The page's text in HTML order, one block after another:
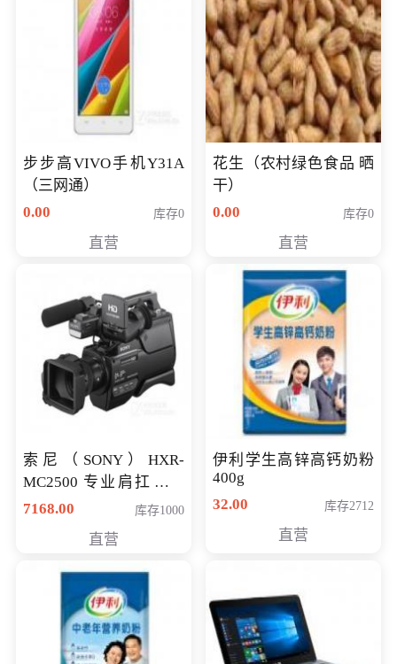
步步高VIVO手机Y31A
（三网通）
0.00
库存0
直营
花生（农村绿色食品 晒
干）
0.00
库存0
直营
索尼（SONY）HXR-
MC2500 专业肩扛式存
储卡全高清摄录一体机
清入门级摄像机
7168.00 库存1000
直营
伊利学生高锌高钙奶粉
400g
32.00
库存2712
直营